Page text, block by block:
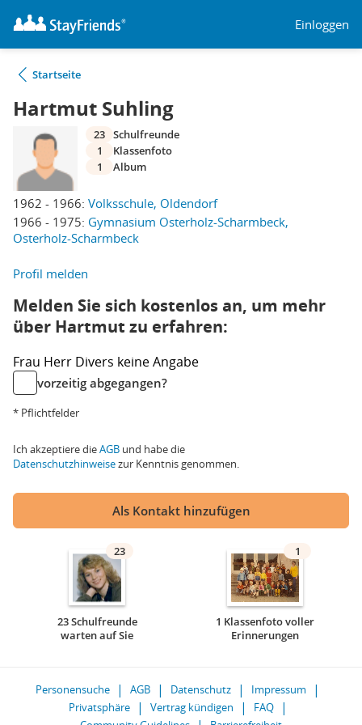
Einloggen
Startseite
Hartmut Suhling
1962 - 1966: Volksschule, Oldendorf
1966 - 1975: Gymnasium Osterholz-Scharmbeck,
Osterholz-Scharmbeck
23 Schulfreunde
1
Klassenfoto
1
Album
Profil melden
Melden Sie sich kostenlos an, um mehr
über Hartmut zu erfahren:
Frau Herr Divers keine Angabe
vorzeitig abgegangen?
* Pflichtfelder
Ich akzeptiere dieAGB und habe die
Datenschutzhinweisezur Kenntnis genommen.
Als Kontakt hinzufügen
23
23 Schulfreunde
warten auf Sie
1
1 Klassenfoto voller
Erinnerungen
Personensuche AGB Datenschutz
Impressum
Privatsphäre
Vertrag kündigen
FAQ